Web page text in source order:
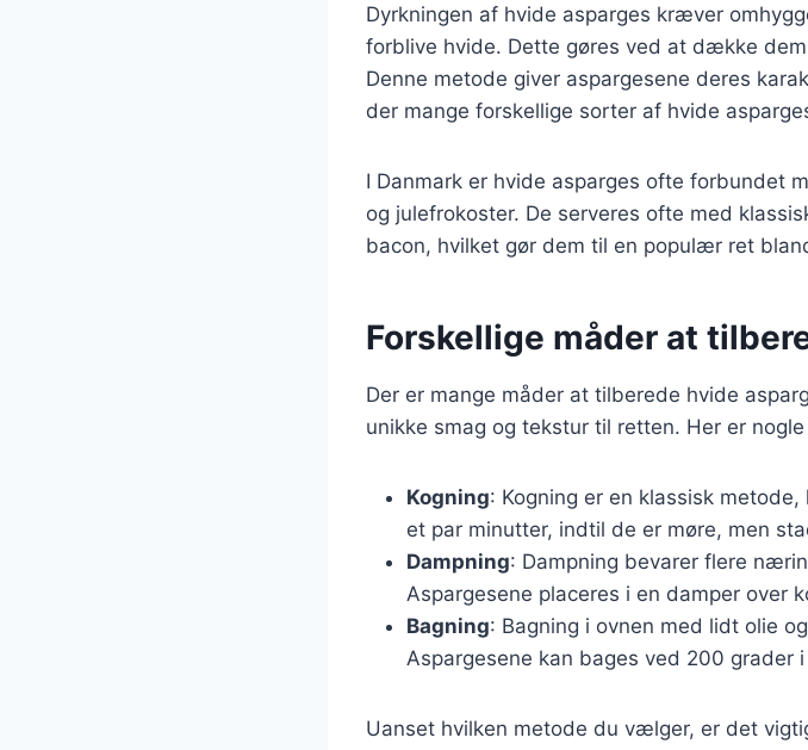
Dyrkningen af hvide asparges kræver
forblive hvide. Dette gøres ved at dække
Denne metode giver aspargesene deres
der mange forskellige sorter af hvide
I Danmark er hvide asparges ofte forbundet
og julefrokoster. De serveres ofte med
bacon, hvilket gør dem til en populær ret
Forskellige måder at
Der er mange måder at tilberede hvide
unikke smag og tekstur til retten. Her er
Kogning: Kogning er en klassisk
et par minutter, indtil de er møre, men
Dampning: Dampning bevarer flere
Aspargesene placeres i en damper over
Bagning: Bagning i ovnen med lidt olie
Aspargesene kan bages ved 200 grader
Uanset hvilken metode du vælger, er det